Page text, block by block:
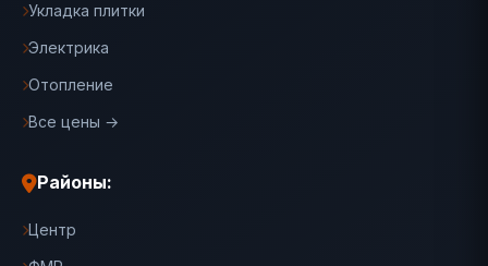
Укладка плитки
Электрика
Отопление
Все цены →
Районы:
Центр